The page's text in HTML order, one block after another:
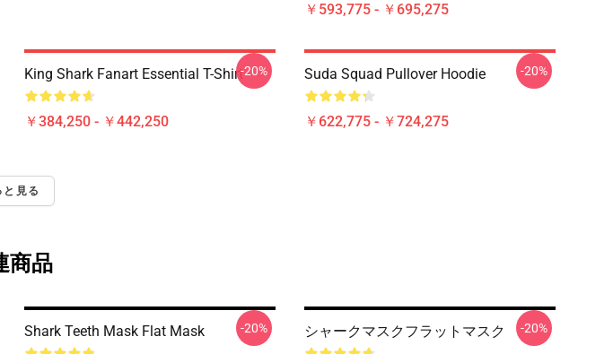
￥593,775 - ￥695,275
King Shark Fanart Essential T-Shirt
￥384,250 - ￥442,250
-20% Suda Squad Pullover Hoodie
￥622,775 - ￥724,275
-20%
と見る
商品
Shark Teeth Mask Flat Mask -20% シャークマスクフラットマスク -20%